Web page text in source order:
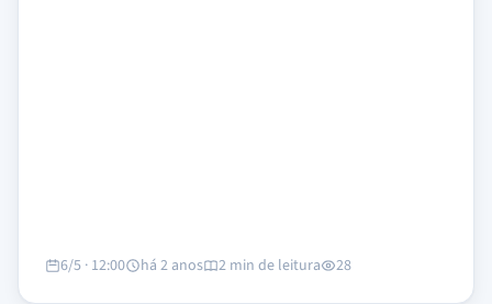
6/5 · 12:00 há 2 anos 2 min de leitura 28